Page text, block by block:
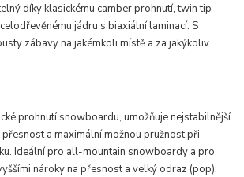
díky klasickému camber prohnutí, twin tip
jádru s biaxiální laminací. S
zábavy na jakémkoli místě a za jakýkoliv
prohnutí snowboardu, umožňuje nejstabilnější
a maximální možnou pružnost při
Ideální pro all-mountain snowboardy a pro
nároky na přesnost a velký odraz (pop).